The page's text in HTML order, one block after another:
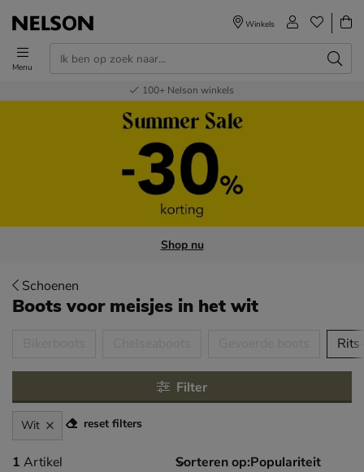
Menu
Winkels
Voor 23.00u besteld,volgende dag in huis
Gratisverzending en retour
Bestel nu,betaal later
100+ Nelson winkels
Shop nu
Schoenen
Boots voor meisjes in het wit
Filter
Wit reset filters
1 artikel
1 Artikel Sorteren op: